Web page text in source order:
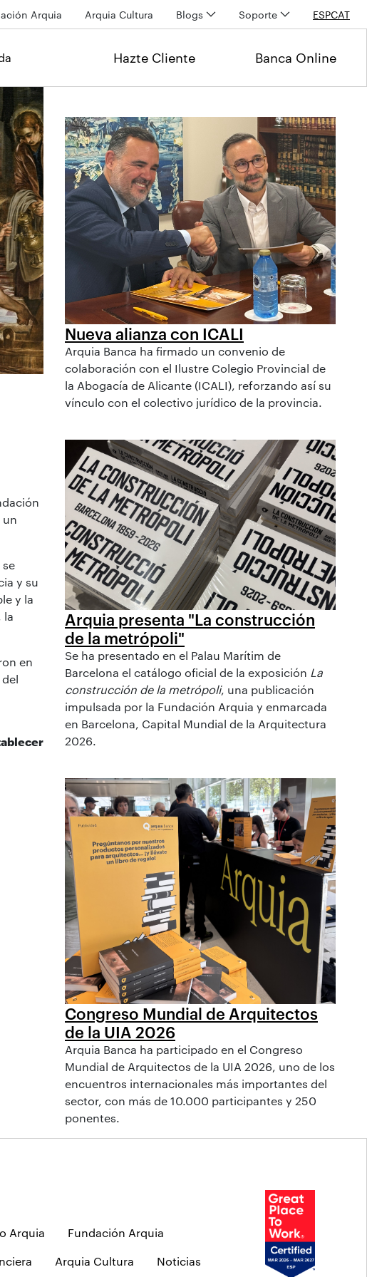
Arquia Arquia Cultura Blogs Soporte ESPCAT
Hazte Cliente Banca Online
un
se
y su
y la
la
en
Nueva alianza con ICALI
Arquia Banca ha firmado un convenio de
colaboración con el Ilustre Colegio Provincial de
la Abogacía de Alicante (ICALI), reforzando así su
vínculo con el colectivo jurídico de la provincia.
Arquia presenta "La construcción
de la metrópoli"
Se ha presentado en el Palau Marítim de
Barcelona el catálogo oficial de la exposición La
construcción de la metrópoli, una publicación
impulsada por la Fundación Arquia y enmarcada
en Barcelona, Capital Mundial de la Arquitectura
2026.
Congreso Mundial de Arquitectos
de la UIA 2026
Arquia Banca ha participado en el Congreso
Mundial de Arquitectos de la UIA 2026, uno de los
encuentros internacionales más importantes del
sector, con más de 10.000 participantes y 250
ponentes.
Arquia Fundación Arquia
Arquia Cultura Noticias